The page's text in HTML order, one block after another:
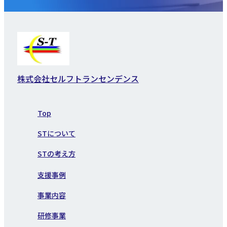
株式会社セルフトランセンデンス
Top
STについて
STの考え方
支援事例
事業内容
研修事業